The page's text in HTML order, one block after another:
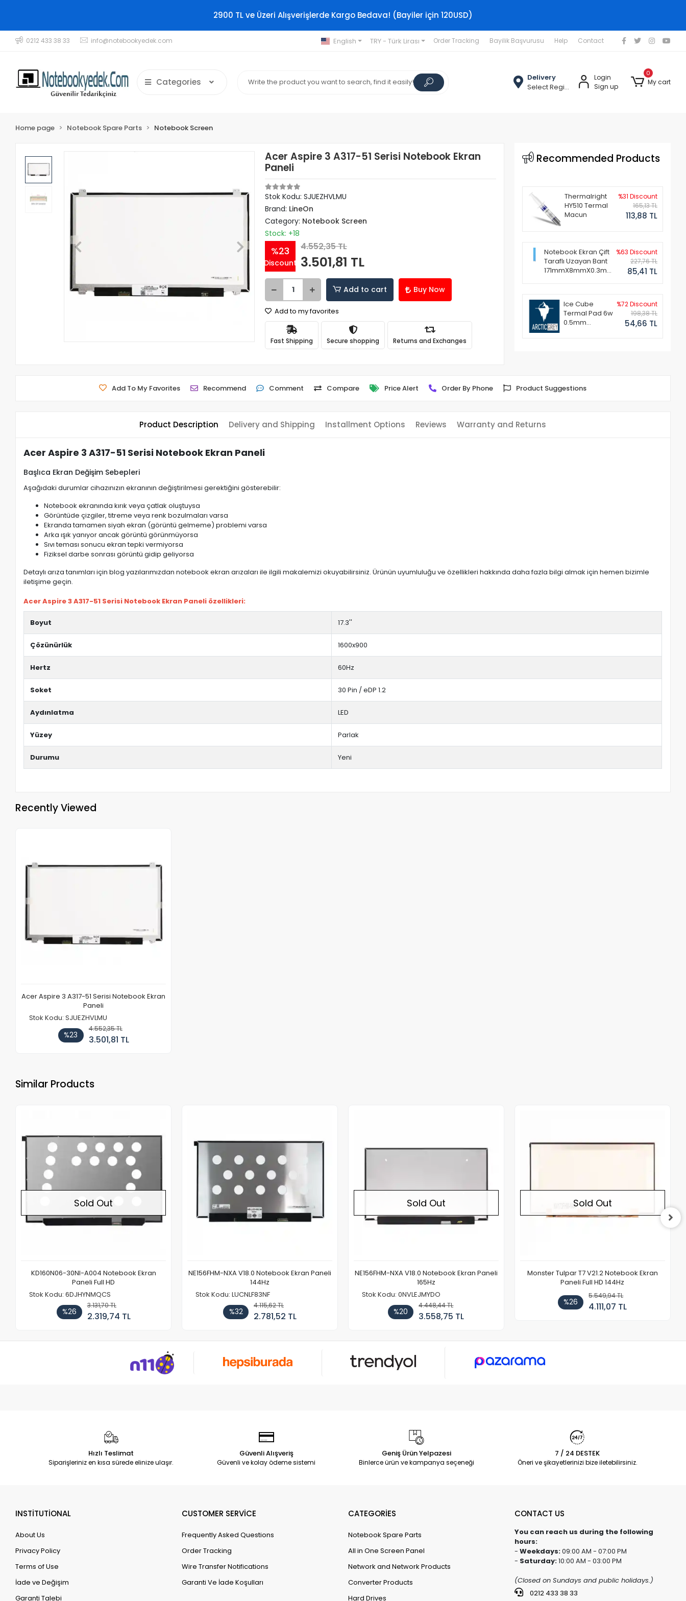
2900 TL ve Üzeri Alışverişlerde Kargo Bedava! (Bayiler için 120USD)
0212 433 38 33 info@notebookyedek.com English TRY - Türk Lirası Order Tracking Bayilik Başvurusu Help Contact
Categories
Delivery
Select Region
Login
Sign up
0
My cart
Home page Notebook Spare Parts Notebook Screen
Acer Aspire 3 A317-51 Serisi Notebook Ekran
Paneli
Stok Kodu: SJUEZHVLMU
Brand: LineOn
Category: Notebook Screen
Stock: +18
%23
Discount
4.552,35 TL
3.501,81 TL
Add to cart Buy Now
Add to my favorites
Fast Shipping Secure shopping Returns and Exchanges
Recommended Products
Thermalright
HY510 Termal
Macun
%31 Discount
165,13 TL
113,88 TL
Notebook Ekran Çift
Taraflı Uzayan Bant
171mmX8mmX0.3mm
%63 Discount
227,76 TL
85,41 TL
Ice Cube
Termal Pad 6w
0.5mm
%72 Discount
198,38 TL
54,66 TL
Add To My Favorites Recommend Comment Compare Price Alert Order By Phone Product Suggestions
Product Description Delivery and Shipping Installment Options Reviews Warranty and Returns
Acer Aspire 3 A317-51 Serisi Notebook Ekran Paneli
Başlıca Ekran Değişim Sebepleri
Aşağıdaki durumlar cihazınızın ekranının değiştirilmesi gerektiğini gösterebilir:
Notebook ekranında kırık veya çatlak oluştuysa
Görüntüde çizgiler, titreme veya renk bozulmaları varsa
Ekranda tamamen siyah ekran (görüntü gelmeme) problemi varsa
Arka ışık yanıyor ancak görüntü görünmüyorsa
Sıvı teması sonucu ekran tepki vermiyorsa
Fiziksel darbe sonrası görüntü gidip geliyorsa
Detaylı arıza tanımları için blog yazılarımızdan notebook ekran arızaları ile ilgili makalemizi okuyabilirsiniz. Ürünün uyumluluğu ve özellikleri hakkında daha fazla bilgi almak için hemen bizimle
iletişime geçin.
Acer Aspire 3 A317-51 Serisi Notebook Ekran Paneli özellikleri:
Boyut 17.3''
Çözünürlük 1600x900
Hertz 60Hz
Soket 30 Pin / eDP 1.2
Aydınlatma LED
Yüzey Parlak
Durumu Yeni
Recently Viewed
Acer Aspire 3 A317-51 Serisi Notebook Ekran
Paneli
Stok Kodu: SJUEZHVLMU
%23
4.552,35 TL
3.501,81 TL
Similar Products
Sold Out
KD160N06-30NI-A004 Notebook Ekran
Paneli Full HD
Stok Kodu: 6DJHYNMQCS
%26
3.131,70 TL
2.319,74 TL
NE156FHM-NXA V18.0 Notebook Ekran Paneli
144Hz
Stok Kodu: LUCNLF83NF
%32
4.115,62 TL
2.781,52 TL
Sold Out
NE156FHM-NXA V18.0 Notebook Ekran Paneli
165Hz
Stok Kodu: 0NVLEJMYDO
%20
4.448,44 TL
3.558,75 TL
Sold Out
Monster Tulpar T7 V21.2 Notebook Ekran
Paneli Full HD 144Hz
%26
5.549,94 TL
4.111,07 TL
Hızlı Teslimat
Siparişleriniz en kısa sürede elinize ulaşır.
Güvenli Alışveriş
Güvenli ve kolay ödeme sistemi
Geniş Ürün Yelpazesi
Binlerce ürün ve kampanya seçeneği
7 / 24 DESTEK
Öneri ve şikayetlerinizi bize iletebilirsiniz.
INSTİTUTİONAL
About Us
Privacy Policy
Terms of Use
İade ve Değişim
Garanti Talebi
CUSTOMER SERVİCE
Frequently Asked Questions
Order Tracking
Wire Transfer Notifications
Garanti Ve İade Koşulları
CATEGORİES
Notebook Spare Parts
All in One Screen Panel
Network and Network Products
Converter Products
Hard Drives
CONTACT US
You can reach us during the following
hours:
- Weekdays:09:00 AM - 07:00 PM
- Saturday:10:00 AM - 03:00 PM
(Closed on Sundays and public holidays.)
0212 433 38 33